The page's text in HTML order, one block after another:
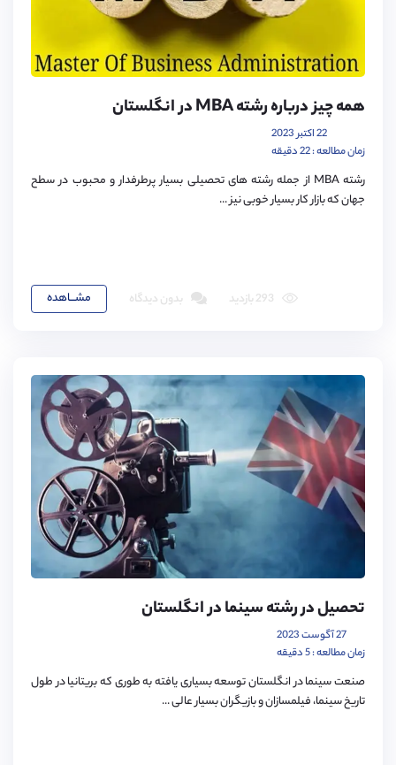
همه چیز درباره رشته MBA در انگلستان
22 اکتبر 2023
زمان مطالعه : 22 دقیقه
رشته MBA از جمله رشته های تحصیلی بسیار پرطرفدار و محبوب در سطح
جهان که بازار کار بسیار خوبی نیز ...
مشـــاهده بدون دیدگاه
تحصیل در رشته سینما در انگلستان
27 آگوست 2023
زمان مطالعه : 5 دقیقه
صنعت سینما در انگلستان توسعه بسیاری یافته به طوری که بریتانیا در طول
تاریخ سینما، فیلمسازان و بازیگران بسیار عالی ...